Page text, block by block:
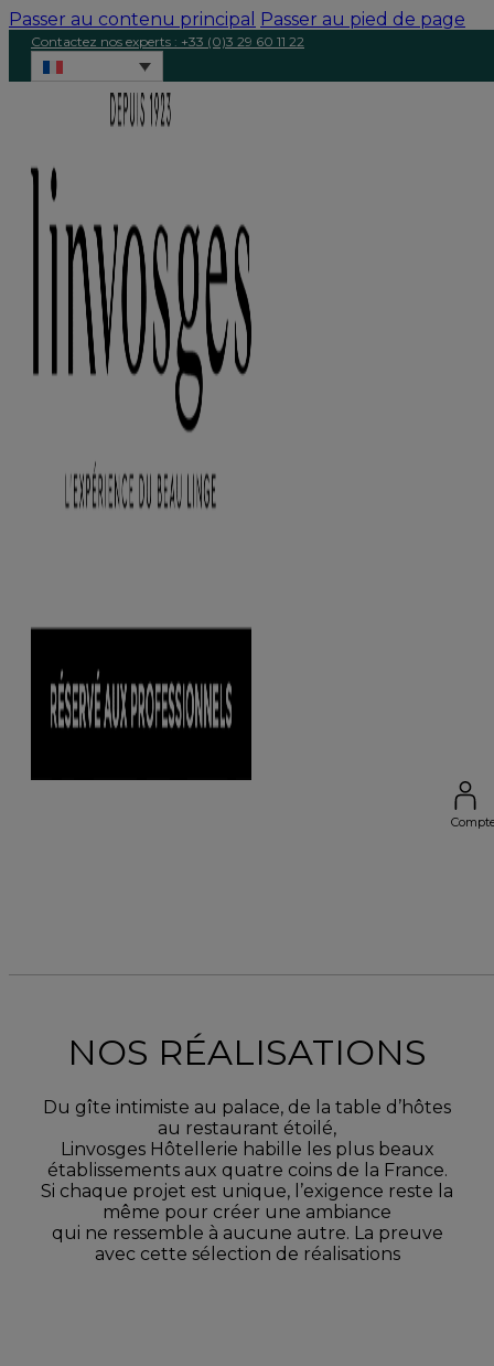
Passer au contenu principal Passer au pied de page
Contactez nos experts : +33 (0)3 29 60 11 22
NOS RÉALISATIONS
Du gîte intimiste au palace, de la table d’hôtes
au restaurant étoilé,
Linvosges Hôtellerie habille les plus beaux
établissements aux quatre coins de la France.
Si chaque projet est unique, l’exigence reste la
même pour créer une ambiance
qui ne ressemble à aucune autre. La preuve
avec cette sélection de réalisations